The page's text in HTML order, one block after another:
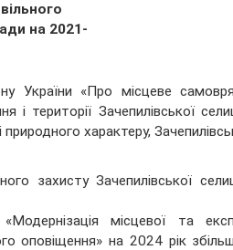
на 2021-
«Про місцеве
Зачепилівської
природного характеру,
захисту Зачепилівської
місцевої та
оповіщення» на 2024 рік